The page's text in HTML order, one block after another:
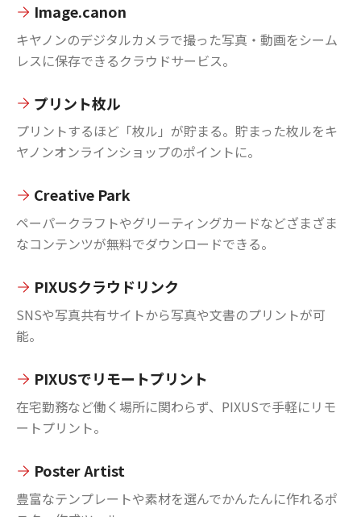
Image.canon
キヤノンのデジタルカメラで撮った写真・動画をシーム
レスに保存できるクラウドサービス。
プリント枚ル
プリントするほど「枚ル」が貯まる。貯まった枚ルをキ
ヤノンオンラインショップのポイントに。
Creative Park
ペーパークラフトやグリーティングカードなどざまざま
なコンテンツが無料でダウンロードできる。
PIXUSクラウドリンク
SNSや写真共有サイトから写真や文書のプリントが可
能。
PIXUSでリモートプリント
在宅勤務など働く場所に関わらず、PIXUSで手軽にリモ
ートプリント。
Poster Artist
豊富なテンプレートや素材を選んでかんたんに作れるポ